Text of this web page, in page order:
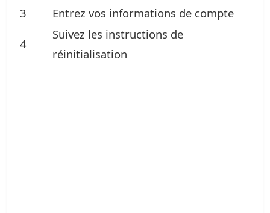
3
Entrez vos informations de compte
4
Suivez les instructions de
réinitialisation